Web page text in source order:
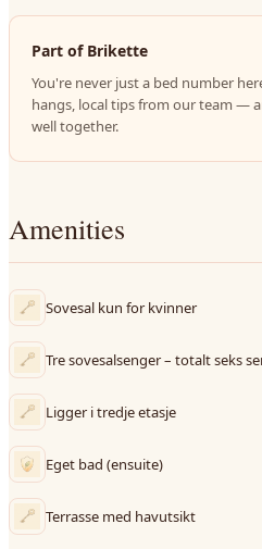
Part of Brikette
You're never just a bed number
hangs, local tips from our team —
well together.
Amenities
Sovesal kun for kvinner
Tre sovesalsenger – totalt seks
Ligger i tredje etasje
Eget bad (ensuite)
Terrasse med havutsikt